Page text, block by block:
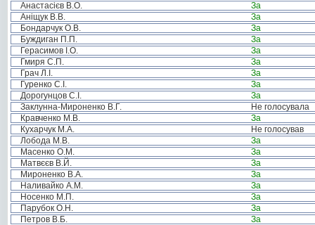
Анастасієв В.О.
За
Аніщук В.В.
За
Бондарчук О.В.
За
Буждиган П.П.
За
Герасимов І.О.
За
Гмиря С.П.
За
Грач Л.І.
За
Гуренко С.І.
За
Дорогунцов С.І.
За
Заклунна-Мироненко В.Г.
Не голосувала
Кравченко М.В.
За
Кухарчук М.А.
Не голосував
Лобода М.В.
За
Масенко О.М.
За
Матвєєв В.Й.
За
Мироненко В.А.
За
Наливайко А.М.
За
Носенко М.П.
За
Парубок О.Н.
За
Петров В.Б.
За